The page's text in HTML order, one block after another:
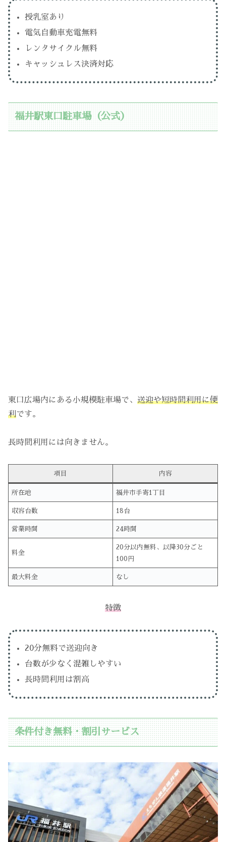
授乳室あり
電気自動車充電無料
レンタサイクル無料
キャッシュレス決済対応
福井駅東口駐車場（公式）
東口広場内にある小規模駐車場で、 送迎や短時間利用に便
利です。
長時間利用には向きません。
項目 内容
所在地 福井市手寄1丁目
収容台数 18台
営業時間 24時間
料金
20分以内無料、以降30分ごと
100円
最大料金 なし
特徴
20分無料で送迎向き
台数が少なく混雑しやすい
長時間利用は割高
条件付き無料・割引サービス